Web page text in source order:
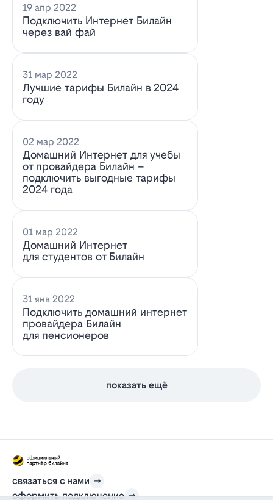
19 апр 2022
Подключить Интернет Билайн
через вай фай
31 мар 2022
Лучшие тарифы Билайн в 2024
году
02 мар 2022
Домашний Интернет для учебы
от провайдера Билайн –
подключить выгодные тарифы
2024 года
01 мар 2022
Домашний Интернет
для студентов от Билайн
31 янв 2022
Подключить домашний интернет
провайдера Билайн
для пенсионеров
показать ещё
связаться с нами
оформить подключение